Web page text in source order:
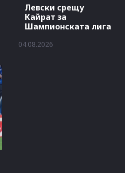
Левски срещу
Кайрат за
Шампионската лига
04.08.2026